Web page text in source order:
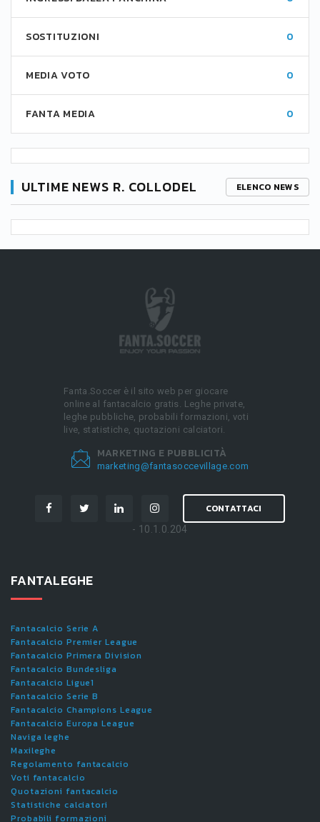
SOSTITUZIONI 0
MEDIA VOTO 0
FANTA MEDIA 0
ULTIME NEWS R. COLLODEL ELENCO NEWS
Fanta.Soccer è il sito web per giocare
online al fantacalcio gratis. Leghe private,
leghe pubbliche, probabili formazioni, voti
live, statistiche, quotazioni calciatori.
MARKETING E PUBBLICITÀ
marketing@fantasoccevillage.com
CONTATTACI
- 10.1.0.204
FANTALEGHE
Fantacalcio Serie A
Fantacalcio Premier League
Fantacalcio Primera Division
Fantacalcio Bundesliga
Fantacalcio Ligue1
Fantacalcio Serie B
Fantacalcio Champions League
Fantacalcio Europa League
Naviga leghe
Maxileghe
Regolamento fantacalcio
Voti fantacalcio
Quotazioni fantacalcio
Statistiche calciatori
Probabili formazioni